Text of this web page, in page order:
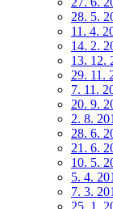
28. 5.
11. 4.
14. 2.
13. 12.
29. 11.
7. 11.
20. 9.
2. 8.
28. 6.
21. 6.
10. 5.
5. 4.
7. 3.